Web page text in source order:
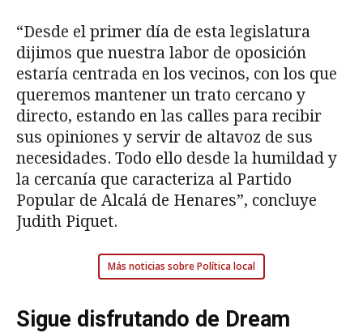
“Desde el primer día de esta legislatura
dijimos que nuestra labor de oposición
estaría centrada en los vecinos, con los que
queremos mantener un trato cercano y
directo, estando en las calles para recibir
sus opiniones y servir de altavoz de sus
necesidades. Todo ello desde la humildad y
la cercanía que caracteriza al Partido
Popular de Alcalá de Henares”, concluye
Judith Piquet.
Más noticias sobre Política local
Sigue disfrutando de Dream